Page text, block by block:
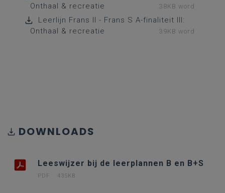
Onthaal & recreatie
38KB word
Leerlijn Frans II - Frans S A-finaliteit III:
Onthaal & recreatie
39KB word
DOWNLOADS
Leeswijzer bij de leerplannen B en B+S
PDF 435KB